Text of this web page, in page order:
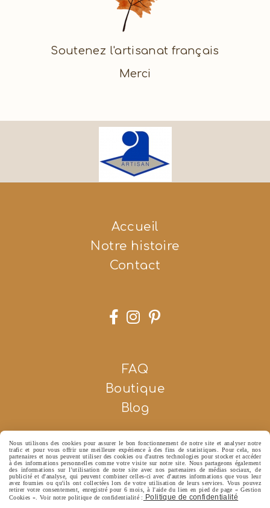
Soutenez l'artisanat français
Merci
Accueil
Notre histoire
Contact
  
FAQ
Boutique
Blog
Facebook est désactivé. Autoriser
MENTIONS LÉGALES
CONDITIONS GÉNÉRALES DE VENTE
Nous utilisons des cookies pour assurer le bon fonctionnement de notre site et analyser notre
trafic et pour vous offrir une meilleure expérience à des fins de statistiques. Pour cela, nos
partenaires et nous peuvent utiliser des cookies ou d'autres technologies pour stocker et accéder
à des informations personnelles comme votre visite sur notre site. Nous partageons également
des informations sur l'utilisation de notre site avec nos partenaires de médias sociaux, de
publicité et d'analyse, qui peuvent combiner celles-ci avec d'autres informations que vous leur
avez fournies ou qu'ils ont collectées lors de votre utilisation de leurs services. Vous pouvez
retirer votre consentement, enregistré pour 6 mois, à l'aide du lien en pied de page « Gestion
Cookies ». Voir notre politique de confidentialité :
Politique de confidentialité